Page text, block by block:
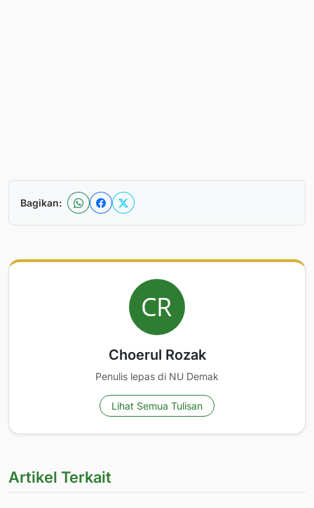
Bagikan:
Choerul Rozak
Penulis lepas di NU Demak
Lihat Semua Tulisan
Artikel Terkait